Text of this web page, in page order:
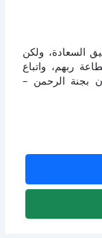
السعادة، ولكن
ربهم، واتباع
بجنة الرحمن –